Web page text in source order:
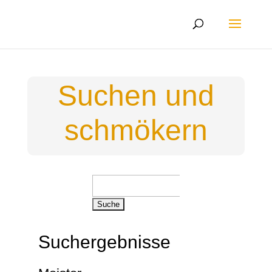
Suchen und
schmökern
nach:
Suchergebnisse